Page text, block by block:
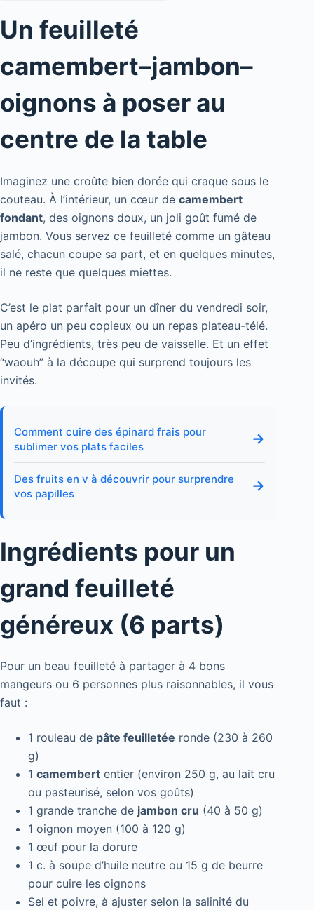
Un feuilleté
camembert–jambon–
oignons à poser au
centre de la table
Imaginez une croûte bien dorée qui craque sous le
couteau. À l’intérieur, un cœur de camembert
fondant, des oignons doux, un joli goût fumé de
jambon. Vous servez ce feuilleté comme un gâteau
salé, chacun coupe sa part, et en quelques minutes,
il ne reste que quelques miettes.
C’est le plat parfait pour un dîner du vendredi soir,
un apéro un peu copieux ou un repas plateau-télé.
Peu d’ingrédients, très peu de vaisselle. Et un effet
“waouh” à la découpe qui surprend toujours les
invités.
Comment cuire des épinard frais pour
sublimer vos plats faciles
→
Des fruits en v à découvrir pour surprendre
vos papilles
→
Ingrédients pour un
grand feuilleté
généreux (6 parts)
Pour un beau feuilleté à partager à 4 bons
mangeurs ou 6 personnes plus raisonnables, il vous
faut :
1 rouleau de pâte feuilletée ronde (230 à 260
g)
1 camembert entier (environ 250 g, au lait cru
ou pasteurisé, selon vos goûts)
1 grande tranche de jambon cru (40 à 50 g)
1 oignon moyen (100 à 120 g)
1 œuf pour la dorure
1 c. à soupe d’huile neutre ou 15 g de beurre
pour cuire les oignons
Sel et poivre, à ajuster selon la salinité du